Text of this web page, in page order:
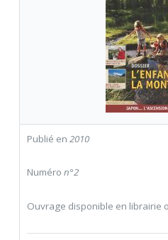
Publié en 2010
Numéro n°2
Ouvrage disponible en librairie